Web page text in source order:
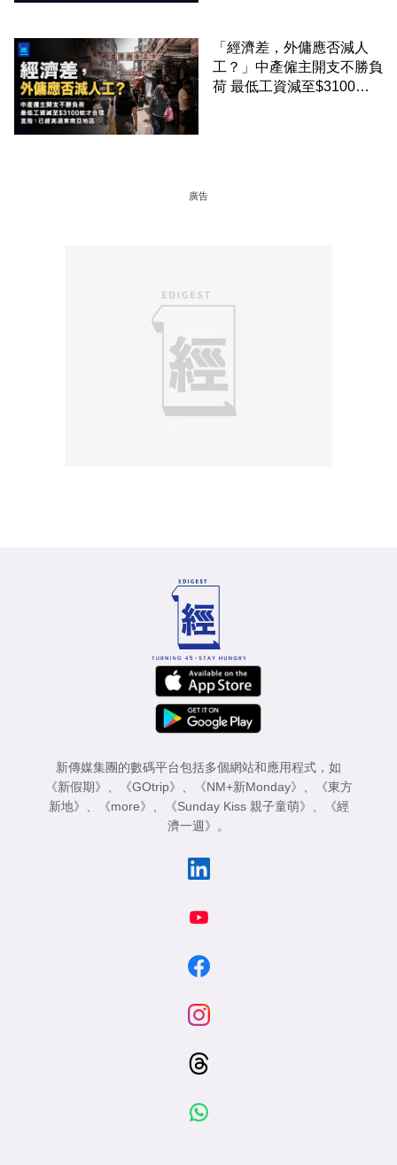
「經濟差，外傭應否減人
工？」中產僱主開支不勝負
荷 最低工資減至$3100蚊
廣告
新傳媒集團的數碼平台包括多個網站和應用程式，如
《新假期》
《GOtrip》 《NM+新Monday》
《東方
新地》
《more》 《Sunday Kiss 親子童萌》
《經
濟一週》
。